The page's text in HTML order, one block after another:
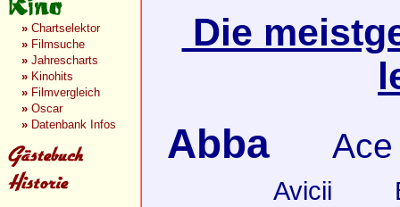
» Chartselektor
» Filmsuche
» Jahrescharts
» Kinohits
» Filmvergleich
» Oscar
» Datenbank Infos
Die
Abba
Avicii